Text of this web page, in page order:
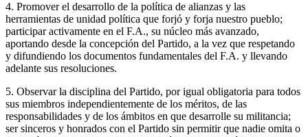
4. Promover el desarrollo de la política de alianzas y las
herramientas de unidad política que forjó y forja nuestro pueblo;
participar activamente en el F.A., su núcleo más avanzado,
aportando desde la concepción del Partido, a la vez que respetando
y difundiendo los documentos fundamentales del F.A. y llevando
adelante sus resoluciones.
5. Observar la disciplina del Partido, por igual obligatoria para todos
sus miembros independientemente de los méritos, de las
responsabilidades y de los ámbitos en que desarrolle su militancia;
ser sinceros y honrados con el Partido sin permitir que nadie omita o